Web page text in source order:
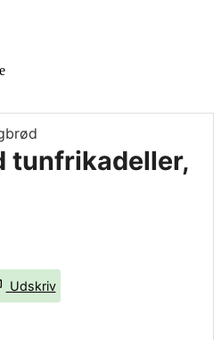
tunfrikadeller,
Udskriv